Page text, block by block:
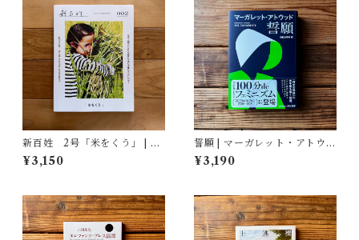
新百姓 2号「米をくう」 | 一
般社団法人新百姓(編集)
¥3,150
誓願 | マーガレット・アトウッ
ド, 鴻巣 友季子(翻訳)
¥3,190